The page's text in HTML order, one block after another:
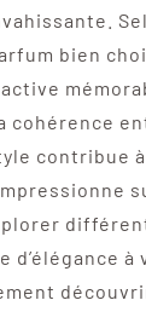
bien
cohérence
contribue
d’élégance